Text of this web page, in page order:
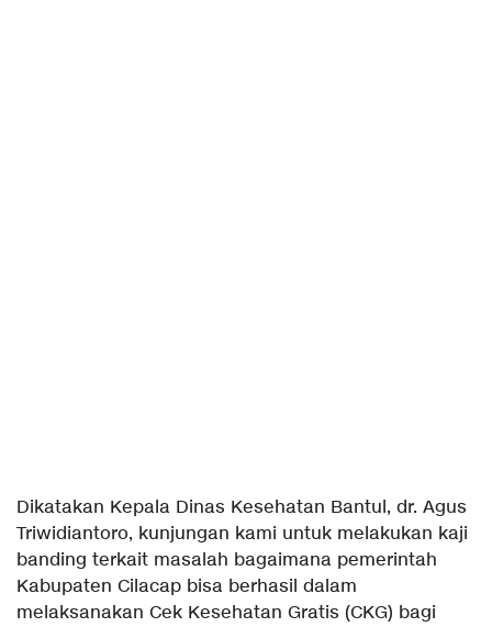
Dikatakan Kepala Dinas Kesehatan Bantul, dr. Agus
Triwidiantoro, kunjungan kami untuk melakukan kaji
banding terkait masalah bagaimana pemerintah
Kabupaten Cilacap bisa berhasil dalam
melaksanakan Cek Kesehatan Gratis (CKG) bagi